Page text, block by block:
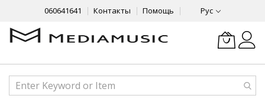
060641641 Контакты Помощь Рус